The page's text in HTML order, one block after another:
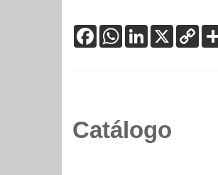
FacebookWhatsApp
LinkedIn
X
Catálogo